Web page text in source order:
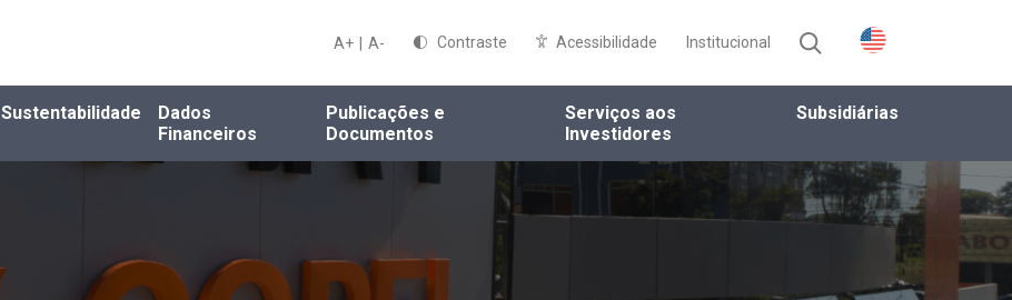
A+ | A- Contraste Acessibilidade Institucional
Sustentabilidade
Dados
Financeiros
Publicações e
Documentos
Serviços aos
Investidores
Subsidiárias